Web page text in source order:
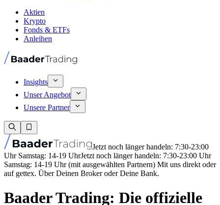
Aktien
Krypto
Fonds & ETFs
Anleihen
Insights
Unser Angebot
Unsere Partner
Jetzt noch länger handeln: 7:30-23:00
Uhr Samstag: 14-19 UhrJetzt noch länger handeln: 7:30-23:00 Uhr
Samstag: 14-19 Uhr (mit ausgewählten Partnern) Mit uns direkt oder
auf gettex. Über Deinen Broker oder Deine Bank.
Baader Trading: Die offizielle